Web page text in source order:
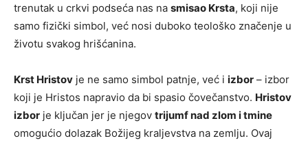
trenutak u crkvi podseća nas na smisao Krsta, koji nije
samo fizički simbol, već nosi duboko teološko značenje u
životu svakog hrišćanina.
Krst Hristov je ne samo simbol patnje, već i izbor – izbor
koji je Hristos napravio da bi spasio čovečanstvo. Hristov
izbor je ključan jer je njegov trijumf nad zlom i tmine
omogućio dolazak Božijeg kraljevstva na zemlju. Ovaj